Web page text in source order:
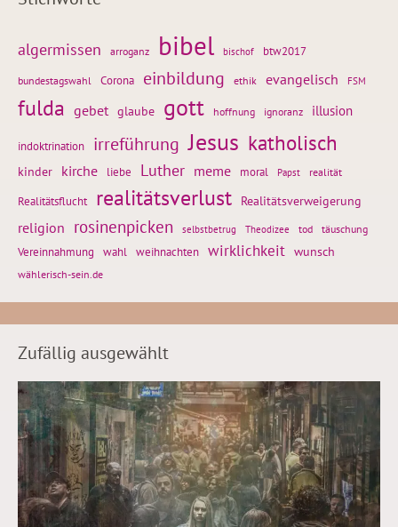
algermissen arroganz bibel bischof btw2017
bundestagswahl Corona einbildung ethik evangelisch FSM
fulda gebet glaube gott hoffnung ignoranz illusion
indoktrination irreführung Jesus katholisch
kinder kirche liebe Luther meme moral Papst realität
Realitätsflucht realitätsverlust Realitätsverweigerung
religion rosinenpicken selbstbetrug Theodizee tod täuschung
Vereinnahmung wahl weihnachten wirklichkeit wunsch
wählerisch-sein.de
Zufällig ausgewählt